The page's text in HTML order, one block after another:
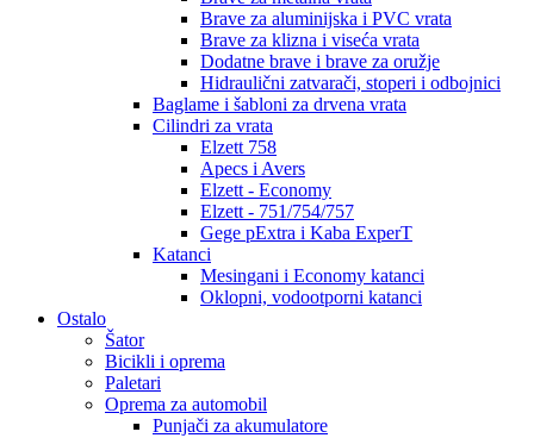
Brave za aluminijska i PVC vrata
Brave za klizna i viseća vrata
Dodatne brave i brave za oružje
Hidraulični zatvarači, stoperi i odbojnici
Baglame i šabloni za drvena vrata
Cilindri za vrata
Elzett 758
Apecs i Avers
Elzett - Economy
Elzett - 751/754/757
Gege pExtra i Kaba ExperT
Katanci
Mesingani i Economy katanci
Oklopni, vodootporni katanci
Ostalo
Šator
Bicikli i oprema
Paletari
Oprema za automobil
Punjači za akumulatore